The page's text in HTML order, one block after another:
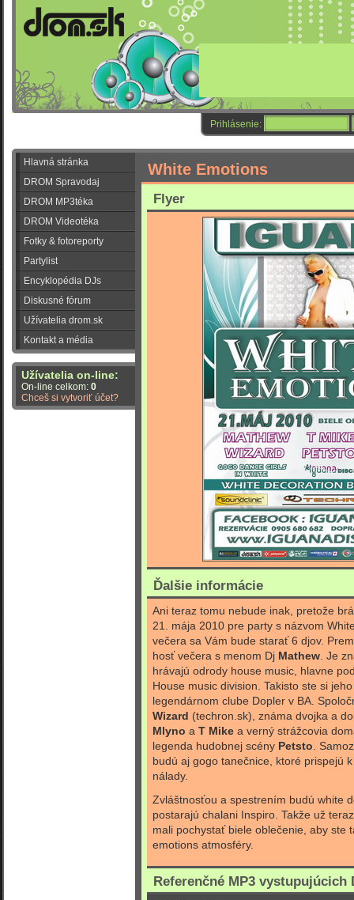
Prihlásenie:
Hlavná stránka
DROM Spravodaj
DROM MP3téka
DROM Videotéka
Fotky & fotoreporty
Partylist
Encyklopédia DJs
Diskusné fórum
Užívatelia drom.sk
Kontakt a média
Užívatelia on-line:
On-line celkom: 0
Chceš si vytvoriť účet?
White Emotions
Flyer
Ďalšie informácie
Ani teraz tomu nebude inak, pretože
21. mája 2010 pre party s názvom
večera sa Vám bude starať 6 djov.
hosť večera s menom Dj Mathew . Je
hrávajú odrody house music, hlavne
House music division. Takisto ste si
legendárnom clube Dopler v BA.
Wizard (techron.sk), známa dvojka a
Mlyno a T Mike a verný strážcovia
legenda hudobnej scény Petsto .
budú aj gogo tanečnice, ktoré prispejú
nálady.
Zvláštnosťou a spestrením budú white
postarajú chalani Inspiro. Takže už
mali pochystať biele oblečenie, aby ste
emotions atmosféry.
Referenčné MP3 vystupujúcich